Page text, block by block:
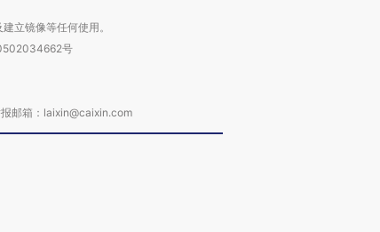
立镜像等任何使用。
号
邮箱：laixin@caixin.com